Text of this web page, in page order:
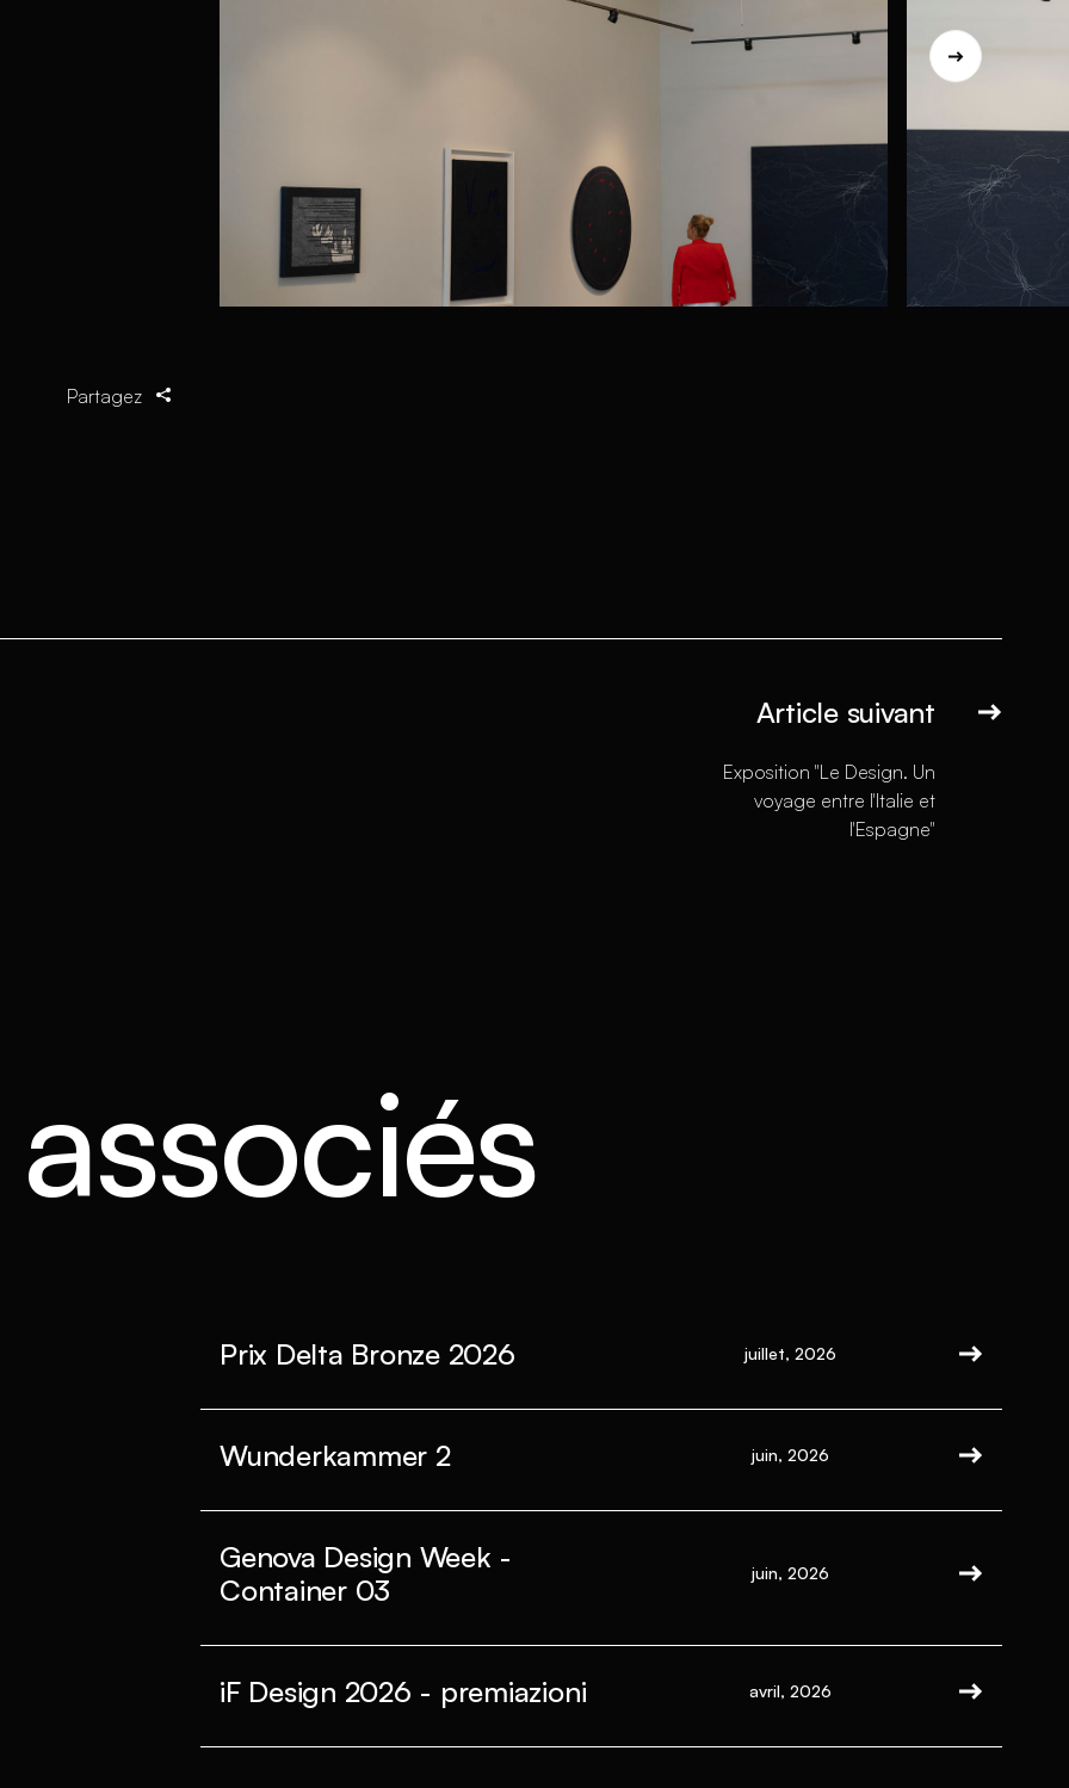
Partagez
Article suivant
Exposition "Le Design. Un
voyage entre l'Italie et
l'Espagne"
Prix Delta Bronze 2026 juillet, 2026
Wunderkammer 2 juin, 2026
Genova Design Week -
Container 03
juin, 2026
iF Design 2026 - premiazioni avril, 2026